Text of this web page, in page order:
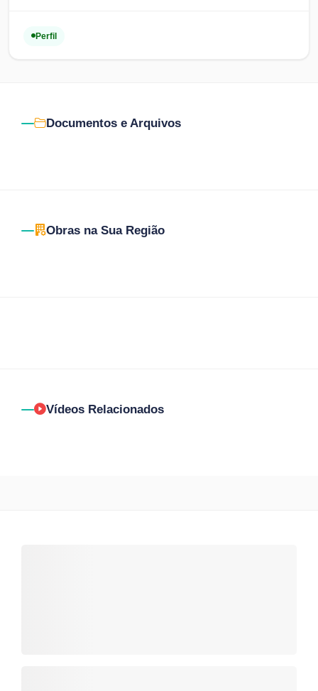
Perfil
Documentos e Arquivos
Obras na Sua Região
Vídeos Relacionados